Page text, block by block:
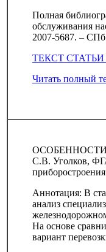
Полная
обслуживания
2007-5687. –
ТЕКСТ
Читать полный
С.В. Уголков,
Аннотация: В
анализ
На основе
вариант